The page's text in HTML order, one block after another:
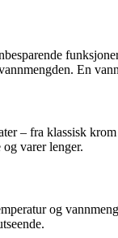
En
– fra klassisk
varer lenger.
og